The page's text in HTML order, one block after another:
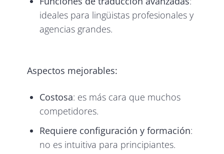
ideales para lingüistas profesionales y
agencias grandes.
Aspectos mejorables:
Costosa: es más cara que muchos
competidores.
Requiere configuración y formación:
no es intuitiva para principiantes.